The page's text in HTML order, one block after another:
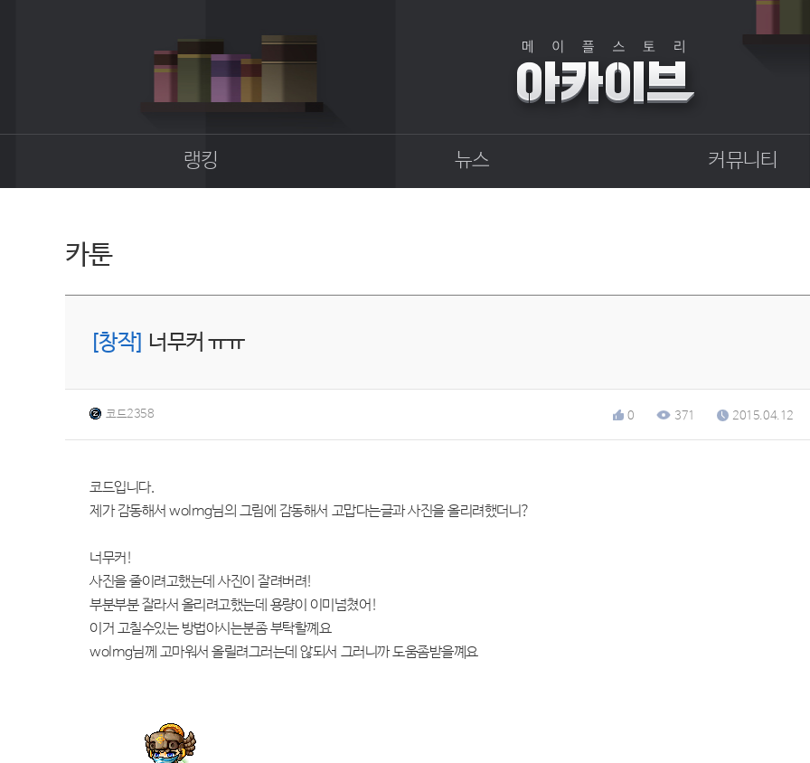
랭킹 뉴스 커뮤니티
카툰
[창작] 너무커 ㅠㅠ
코드2358 0 371 2015.04.12
코드입니다.
제가 감동해서 wolrng님의 그림에 감동해서 고맙다는글과 사진을 올리려했더니?
너무커!
사진을 줄이려고했는데 사진이 잘려버려!
부분부분 잘라서 올리려고했는데 용량이 이미넘쳤어!
이거 고칠수있는 방법아시는분좀 부탁할꼐요
wolrng님께 고마워서 올릴려그러는데 않되서 그러니까 도움좀받을꼐요